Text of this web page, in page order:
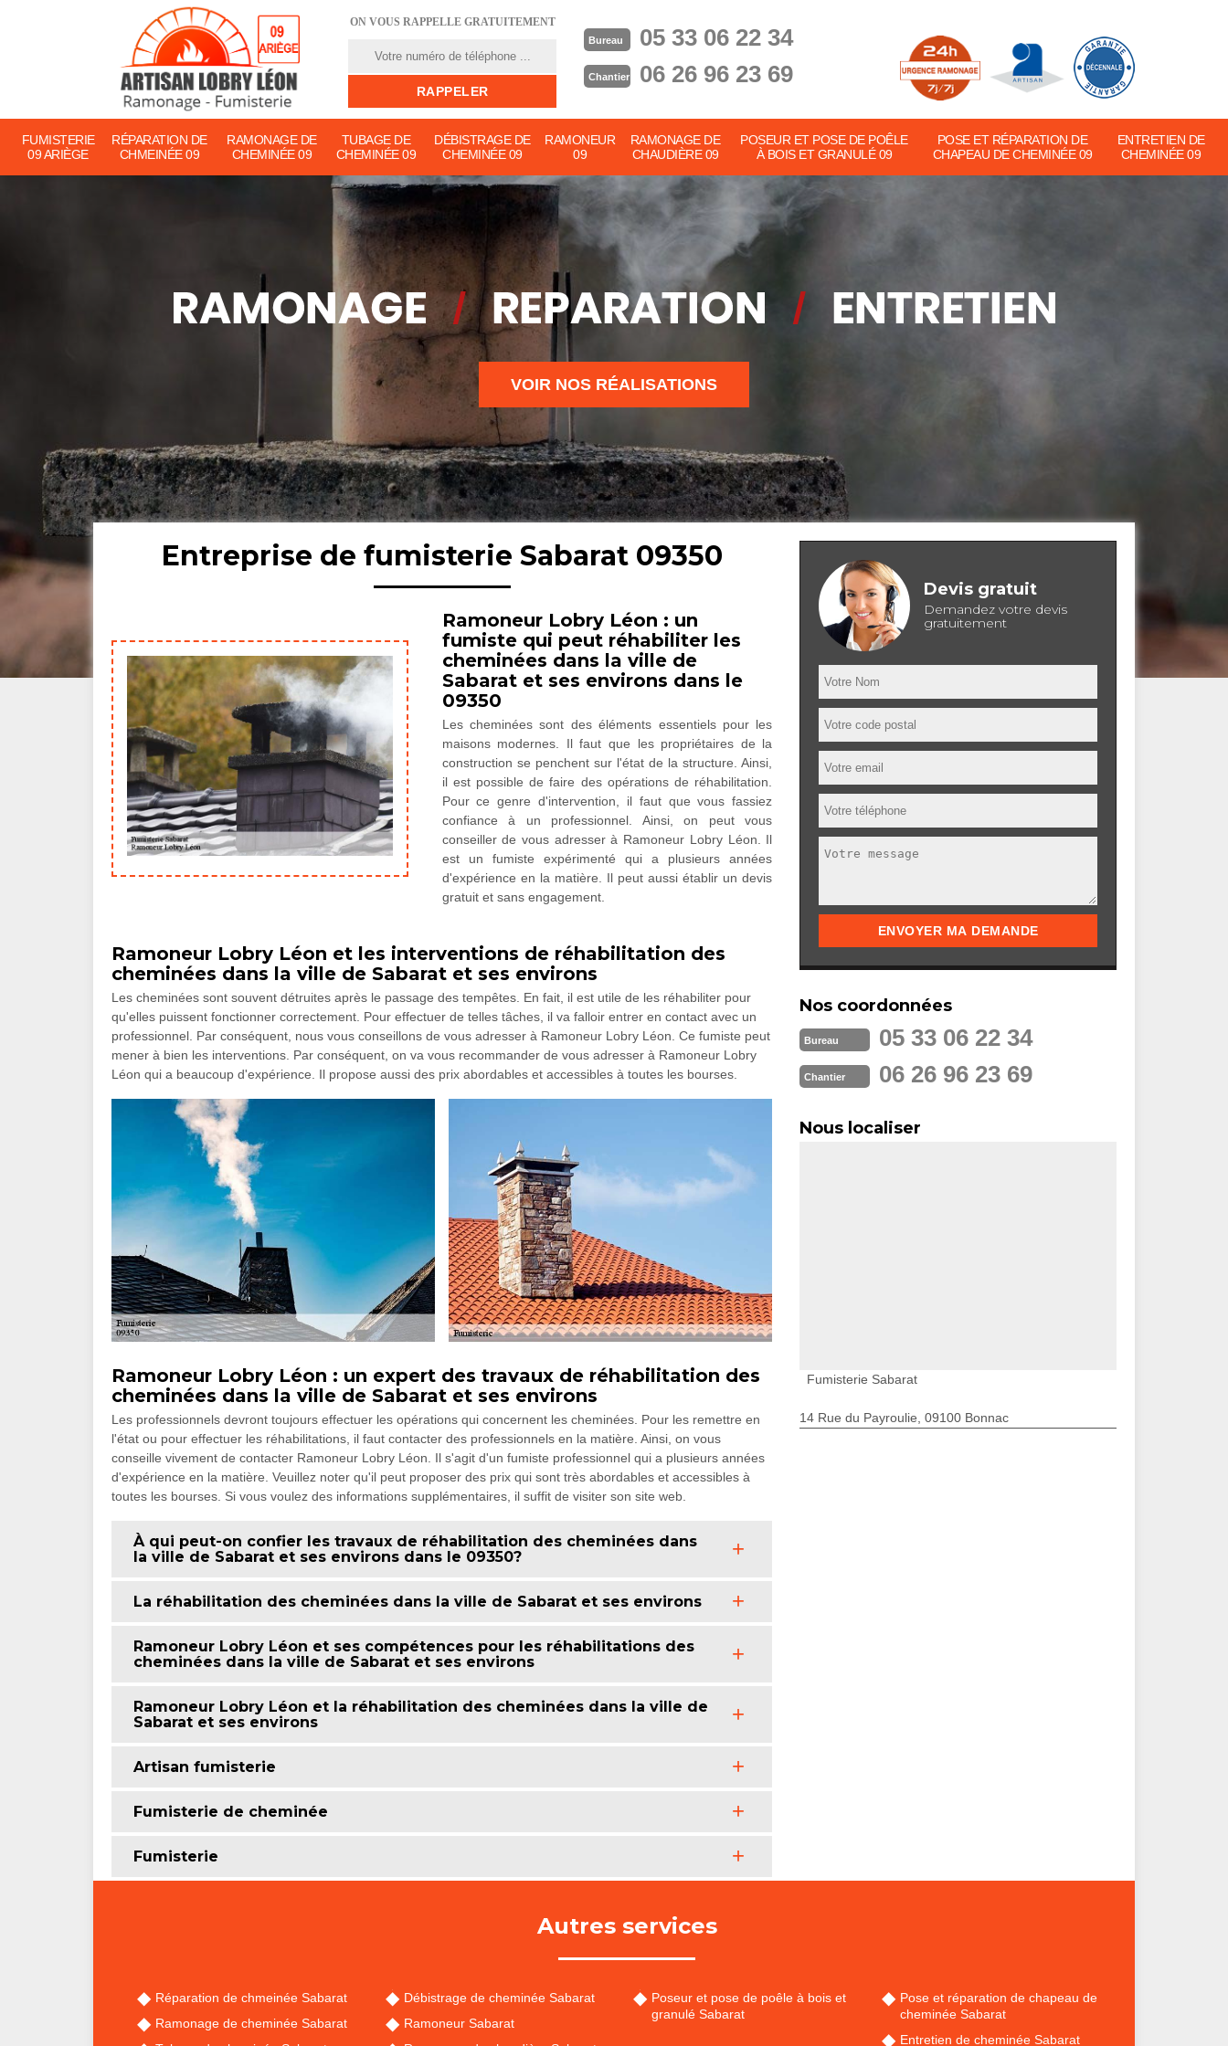
ON VOUS RAPPELLE GRATUITEMENT
Bureau 05 33 06 22 34
Chantier 06 26 96 23 69
FUMISTERIE
09 ARIÈGE
RÉPARATION DE
CHMEINÉE 09
RAMONAGE DE
CHEMINÉE 09
TUBAGE DE
CHEMINÉE 09
DÉBISTRAGE DE
CHEMINÉE 09
RAMONEUR
09
RAMONAGE DE
CHAUDIÈRE 09
POSEUR ET POSE DE POÊLE
À BOIS ET GRANULÉ 09
POSE ET RÉPARATION DE
CHAPEAU DE CHEMINÉE 09
ENTRETIEN DE
CHEMINÉE 09
VOIR NOS RÉALISATIONS
Entreprise de fumisterie Sabarat 09350
Ramoneur Lobry Léon : un
fumiste qui peut réhabiliter les
cheminées dans la ville de
Sabarat et ses environs dans le
09350
Les cheminées sont des éléments essentiels pour les
maisons modernes. Il faut que les propriétaires de la
construction se penchent sur l'état de la structure. Ainsi,
il est possible de faire des opérations de réhabilitation.
Pour ce genre d'intervention, il faut que vous fassiez
confiance à un professionnel. Ainsi, on peut vous
conseiller de vous adresser à Ramoneur Lobry Léon. Il
est un fumiste expérimenté qui a plusieurs années
d'expérience en la matière. Il peut aussi établir un devis
gratuit et sans engagement.
Ramoneur Lobry Léon et les interventions de réhabilitation des
cheminées dans la ville de Sabarat et ses environs
Les cheminées sont souvent détruites après le passage des tempêtes. En fait, il est utile de les réhabiliter pour
qu'elles puissent fonctionner correctement. Pour effectuer de telles tâches, il va falloir entrer en contact avec un
professionnel. Par conséquent, nous vous conseillons de vous adresser à Ramoneur Lobry Léon. Ce fumiste peut
mener à bien les interventions. Par conséquent, on va vous recommander de vous adresser à Ramoneur Lobry
Léon qui a beaucoup d'expérience. Il propose aussi des prix abordables et accessibles à toutes les bourses.
Ramoneur Lobry Léon : un expert des travaux de réhabilitation des
cheminées dans la ville de Sabarat et ses environs
Les professionnels devront toujours effectuer les opérations qui concernent les cheminées. Pour les remettre en
l'état ou pour effectuer les réhabilitations, il faut contacter des professionnels en la matière. Ainsi, on vous
conseille vivement de contacter Ramoneur Lobry Léon. Il s'agit d'un fumiste professionnel qui a plusieurs années
d'expérience en la matière. Veuillez noter qu'il peut proposer des prix qui sont très abordables et accessibles à
toutes les bourses. Si vous voulez des informations supplémentaires, il suffit de visiter son site web.
À qui peut-on confier les travaux de réhabilitation des cheminées dans
la ville de Sabarat et ses environs dans le 09350?
La réhabilitation des cheminées dans la ville de Sabarat et ses environs
Ramoneur Lobry Léon et ses compétences pour les réhabilitations des
cheminées dans la ville de Sabarat et ses environs
Ramoneur Lobry Léon et la réhabilitation des cheminées dans la ville de
Sabarat et ses environs
Artisan fumisterie
Fumisterie de cheminée
Fumisterie
Devis gratuit
Demandez votre devis
gratuitement
Nos coordonnées
Bureau 05 33 06 22 34
Chantier 06 26 96 23 69
Nous localiser
Fumisterie Sabarat
14 Rue du Payroulie, 09100 Bonnac
Autres services
Réparation de chmeinée Sabarat
Ramonage de cheminée Sabarat
Débistrage de cheminée Sabarat
Ramoneur Sabarat
Poseur et pose de poêle à bois et
granulé Sabarat
Pose et réparation de chapeau de
cheminée Sabarat
Entretien de cheminée Sabarat